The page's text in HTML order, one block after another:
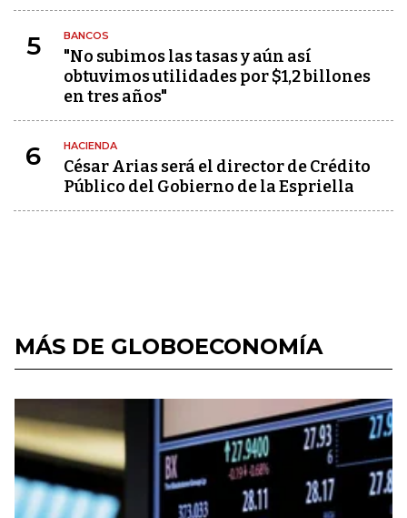
5 BANCOS
"No subimos las tasas y aún así
obtuvimos utilidades por $1,2 billones
en tres años"
6 HACIENDA
César Arias será el director de Crédito
Público del Gobierno de la Espriella
MÁS DE GLOBOECONOMÍA